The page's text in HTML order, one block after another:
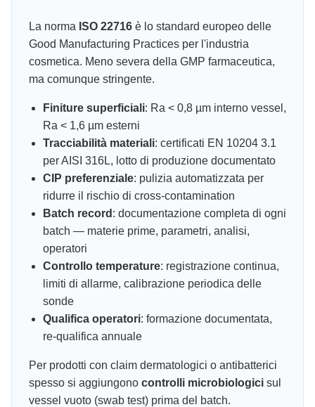
La norma ISO 22716 è lo standard europeo delle
Good Manufacturing Practices per l'industria
cosmetica. Meno severa della GMP farmaceutica,
ma comunque stringente.
Finiture superficiali: Ra < 0,8 µm interno vessel,
Ra < 1,6 µm esterni
Tracciabilità materiali: certificati EN 10204 3.1
per AISI 316L, lotto di produzione documentato
CIP preferenziale: pulizia automatizzata per
ridurre il rischio di cross-contamination
Batch record : documentazione completa di ogni
batch — materie prime, parametri, analisi,
operatori
Controllo temperature: registrazione continua,
limiti di allarme, calibrazione periodica delle
sonde
Qualifica operatori: formazione documentata,
re-qualifica annuale
Per prodotti con claim dermatologici o antibatterici
spesso si aggiungono controlli microbiologici sul
vessel vuoto (swab test) prima del batch.